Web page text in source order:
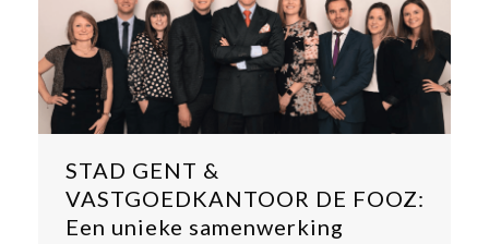
STAD GENT &
VASTGOEDKANTOOR DE FOOZ:
Een unieke samenwerking